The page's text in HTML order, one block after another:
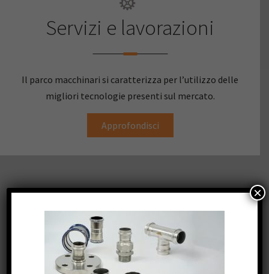
Servizi e lavorazioni
Il parco macchinari si caratterizza per l’utilizzo delle
migliori tecnologie presenti sul mercato.
Approfondisci
×